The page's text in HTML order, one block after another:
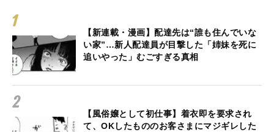
【新連載・漫画】配達先は“誰も住んでいな
い家”…新人配達員が目撃した「姉妹を死に
追いやった」むごすぎる真相
【風俗嬢として初仕事】着衣即を要求され
て、OKしたもののお客さまにマジギレした